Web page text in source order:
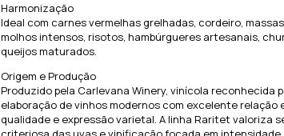
Harmonização
Ideal com carnes vermelhas grelhadas, cordeiro,
molhos intensos, risotos, hambúrgueres artesanais,
queijos maturados.
Origem e Produção
Produzido pela Carlevana Winery, vinícola reconhecida
elaboração de vinhos modernos com excelente relação
qualidade e expressão varietal. A linha Raritet valoriza